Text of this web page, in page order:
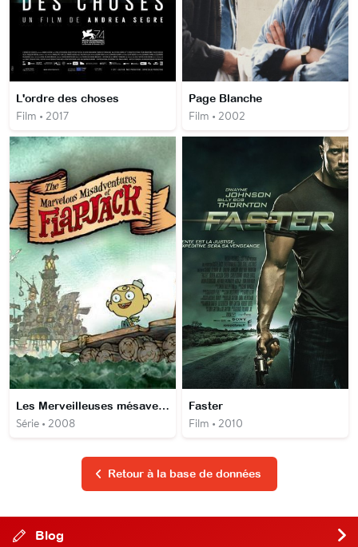
L'ordre des choses
Film • 2017
Page Blanche
Film • 2002
Les Merveilleuses mésaventures de Flapjack
Série • 2008
Faster
Film • 2010
Retour à la base de données
Blog